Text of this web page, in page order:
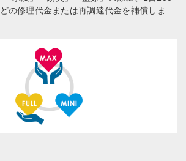
の修理代金または再調達代金を補償しま